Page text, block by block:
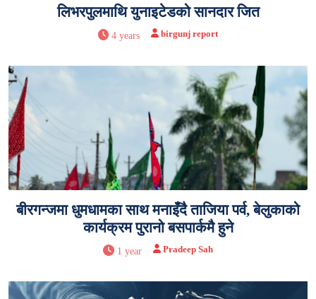
लिभरपुलमाथि युनाइटेडको सानदार जित
4 years birgunj report
बीरगन्जमा धुमधामका साथ मनाइँदै ताजिया पर्व, बेलुकाको
कार्यक्रम पुरानो बसपार्कमै हुने
1 year Pradeep Sah